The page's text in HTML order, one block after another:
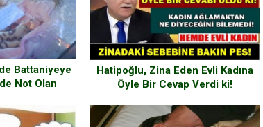
Battaniyeye
Not Olan
Hatipoğlu, Zina Eden Evli Kadına
Öyle Bir Cevap Verdi ki!